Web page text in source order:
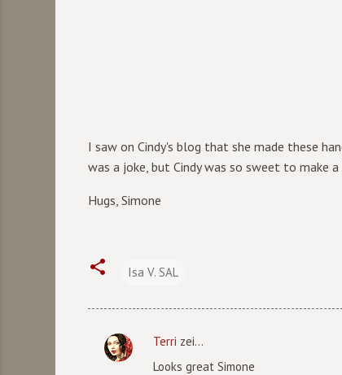
I saw on Cindy's blog that she made these
was a joke, but Cindy was so sweet to make
Hugs, Simone
Isa V. SAL
R
Terri zei…
Looks great Simone